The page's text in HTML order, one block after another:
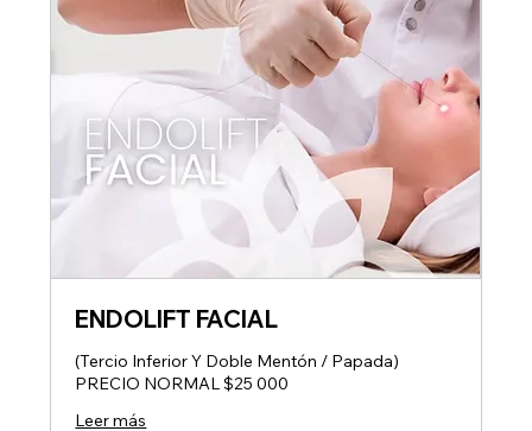
ENDOLIFT FACIAL
(Tercio Inferior Y Doble Mentón / Papada)
PRECIO NORMAL $25 000
Leer más